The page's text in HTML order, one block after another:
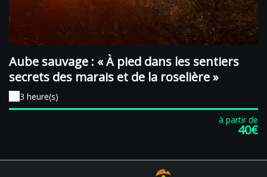
Aube sauvage : « À pied dans les sentiers
secrets des marais et de la roselière »
3 heure(s)
à partir de
40€